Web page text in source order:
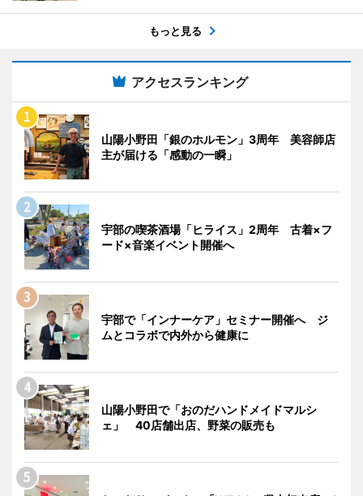
もっと見る
アクセスランキング
山陽小野田「銀のホルモン」3周年 美容師店
主が届ける「感動の一瞬」
宇部の喫茶酒場「ヒライス」2周年 古着×フ
ード×音楽イベント開催へ
宇部で「インナーケア」セミナー開催へ ジ
ムとコラボで内外から健康に
山陽小野田で「おのだハンドメイドマルシ
ェ」 40店舗出店、野菜の販売も